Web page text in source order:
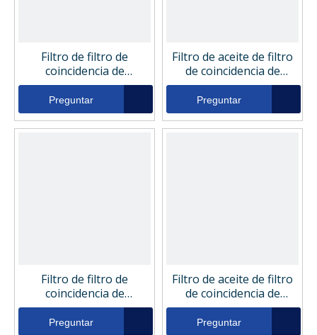
Filtro de filtro de
coincidencia de
reemplazo Filtro Fil6475
Preguntar
Filtro de aceite de filtro
de coincidencia de
reemplazo 2618032
Preguntar
Filtro de filtro de
coincidencia de
reemplazo Filtro Fil5103
Preguntar
Filtro de aceite de filtro
de coincidencia de
reemplazo 1279117
Preguntar